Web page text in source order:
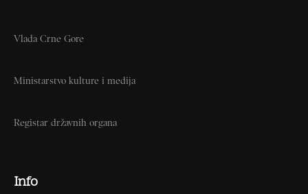
Vlada Crne Gore
Ministarstvo kulture i medija
Registar državnih organa
Info